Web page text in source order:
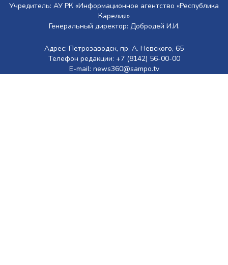
Учредитель: АУ РК «Информационное агентство «Республика
Карелия»
Генеральный директор: Добродей И.И.
Адрес: Петрозаводск, пр. А. Невского, 65
Телефон редакции: +7 (8142) 56-00-00
E-mail: news360@sampo.tv